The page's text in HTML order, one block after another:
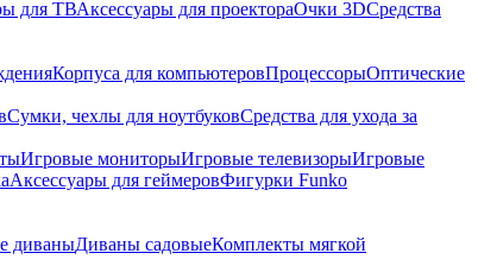
для ТВАксессуары для проектораОчки 3DСредства
Корпуса для компьютеровПроцессорыОптические
Сумки, чехлы для ноутбуковСредства для ухода за
Игровые мониторыИгровые телевизорыИгровые
Аксессуары для геймеровФигурки Funko
диваныДиваны садовыеКомплекты мягкой